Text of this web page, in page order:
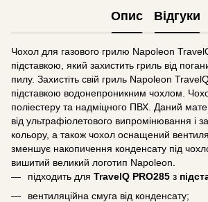
Опис Відгуки
Чохол для газового грилю Napoleon
підставкою, який захистить гриль від
пилу. Захистіть свій гриль Napoleon
підставкою водонепроникним чохлом.
поліестеру та надміцного ПВХ. Даний
від ультрафіолетового випромінювання і
кольору, а також чохол оснащений
зменшує накопичення конденсату під
вишитий великий логотип Napoleon.
підходить для TravelQ PRO285 з
вентиляційна смуга від конденсату;